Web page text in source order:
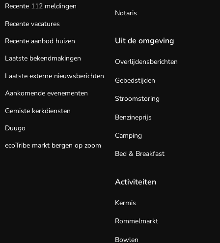
Recente 112 meldingen
Recente vacatures
Recente aanbod huizen
Laatste bekendmakingen
Laatste externe nieuwsberichten
Aankomende evenementen
Gemiste kerkdiensten
Duugo
ecoTribe markt bergen op zoom
Notaris
Uit de omgeving
Overlijdensberichten
Gebedstijden
Stroomstoring
Benzineprijs
Camping
Bed & Breakfast
Activiteiten
Kermis
Rommelmarkt
Bowlen